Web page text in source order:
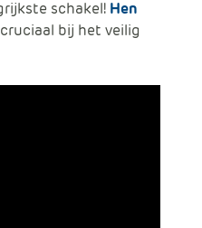
schakel! Hen
bij het veilig